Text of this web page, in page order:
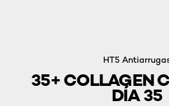
HT5
35+ COLLAGEN
DÍA 35